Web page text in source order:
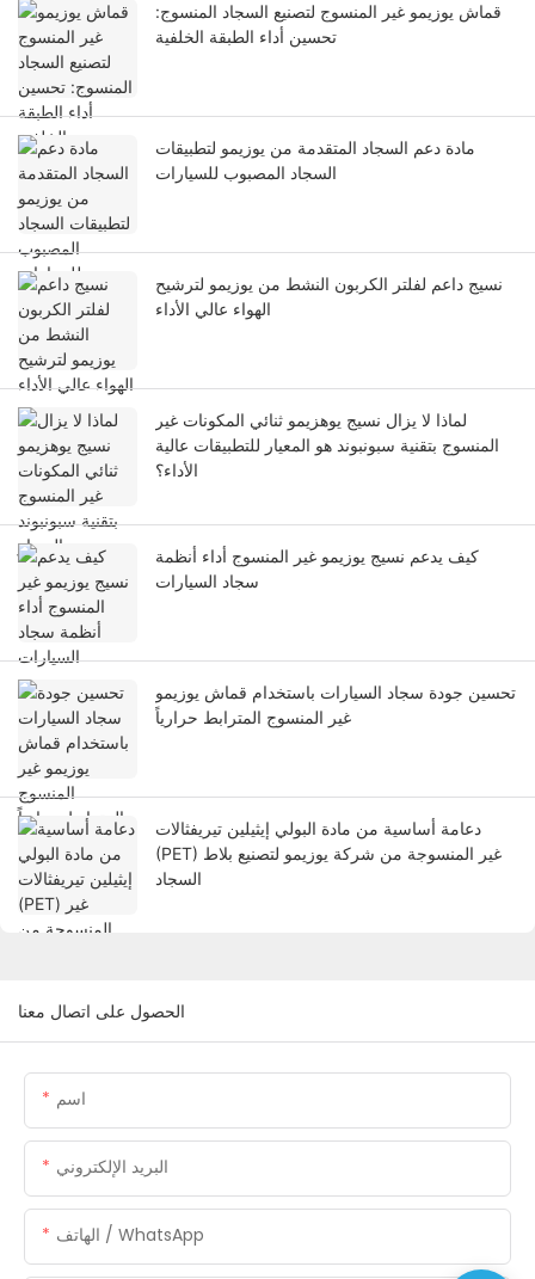
قماش يوزيمو غير المنسوج لتصنيع السجاد المنسوج:
تحسين أداء الطبقة الخلفية
مادة دعم السجاد المتقدمة من يوزيمو لتطبيقات
السجاد المصبوب للسيارات
نسيج داعم لفلتر الكربون النشط من يوزيمو لترشيح
الهواء عالي الأداء
لماذا لا يزال نسيج يوهزيمو ثنائي المكونات غير
المنسوج بتقنية سبونبوند هو المعيار للتطبيقات عالية
الأداء؟
كيف يدعم نسيج يوزيمو غير المنسوج أداء أنظمة
سجاد السيارات
تحسين جودة سجاد السيارات باستخدام قماش يوزيمو
غير المنسوج المترابط حرارياً
دعامة أساسية من مادة البولي إيثيلين تيريفثالات
(PET) غير المنسوجة من شركة يوزيمو لتصنيع بلاط
السجاد
الحصول على اتصال معنا
اسم
البريد الإلكتروني
الهاتف / WhatsApp